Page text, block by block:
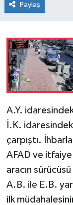
Paylaş
A.Y.
İ.K.
çarpıştı.
AFAD ve
aracın
A.B. ile E.B.
ilk